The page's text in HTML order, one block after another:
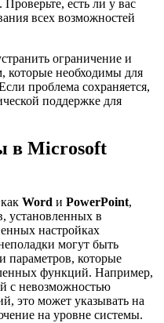
есть ли у вас
всех возможностей
ограничение и
которые необходимы для
проблема сохраняется,
поддержке для
в Microsoft
Word и PowerPoint,
установленных в
настройках
могут быть
параметров, которые
функций. Например,
с невозможностью
это может указывать на
на уровне системы.